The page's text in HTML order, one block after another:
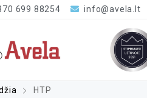
699 88254 info@avela.lt
HTP